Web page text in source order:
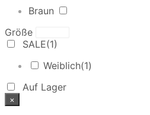
Braun
Größe
SALE(1)
Weiblich(1)
Auf Lager
×